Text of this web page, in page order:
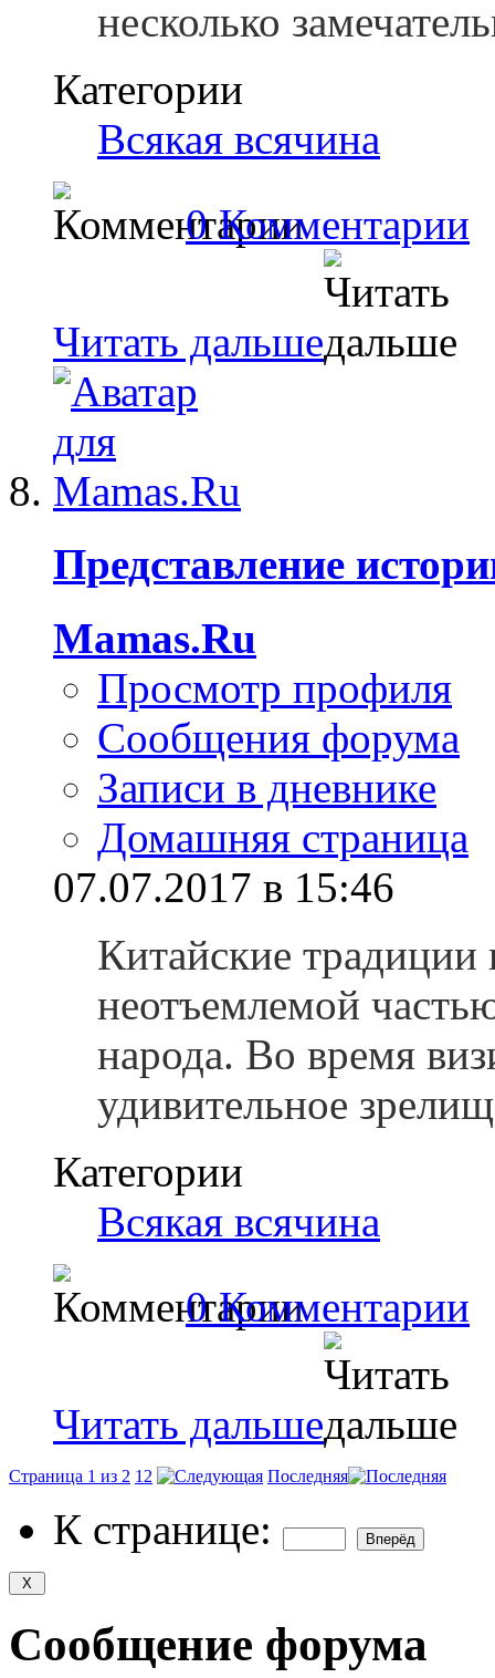
несколько
Категории
Всякая всячина
0 Комментарии
Читать дальше
Представление
Mamas.Ru
Просмотр профиля
Сообщения форума
Записи в дневнике
Домашняя страница
07.07.2017 в 15:46
Китайские традиции
неотъемлемой
народа. Во время
удивительное
Категории
Всякая всячина
0 Комментарии
Читать дальше
Страница 1 из 2 1 2 Последняя
К странице:
Сообщение форума